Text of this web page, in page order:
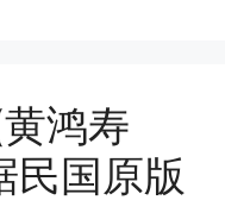
鸿寿
民国原版